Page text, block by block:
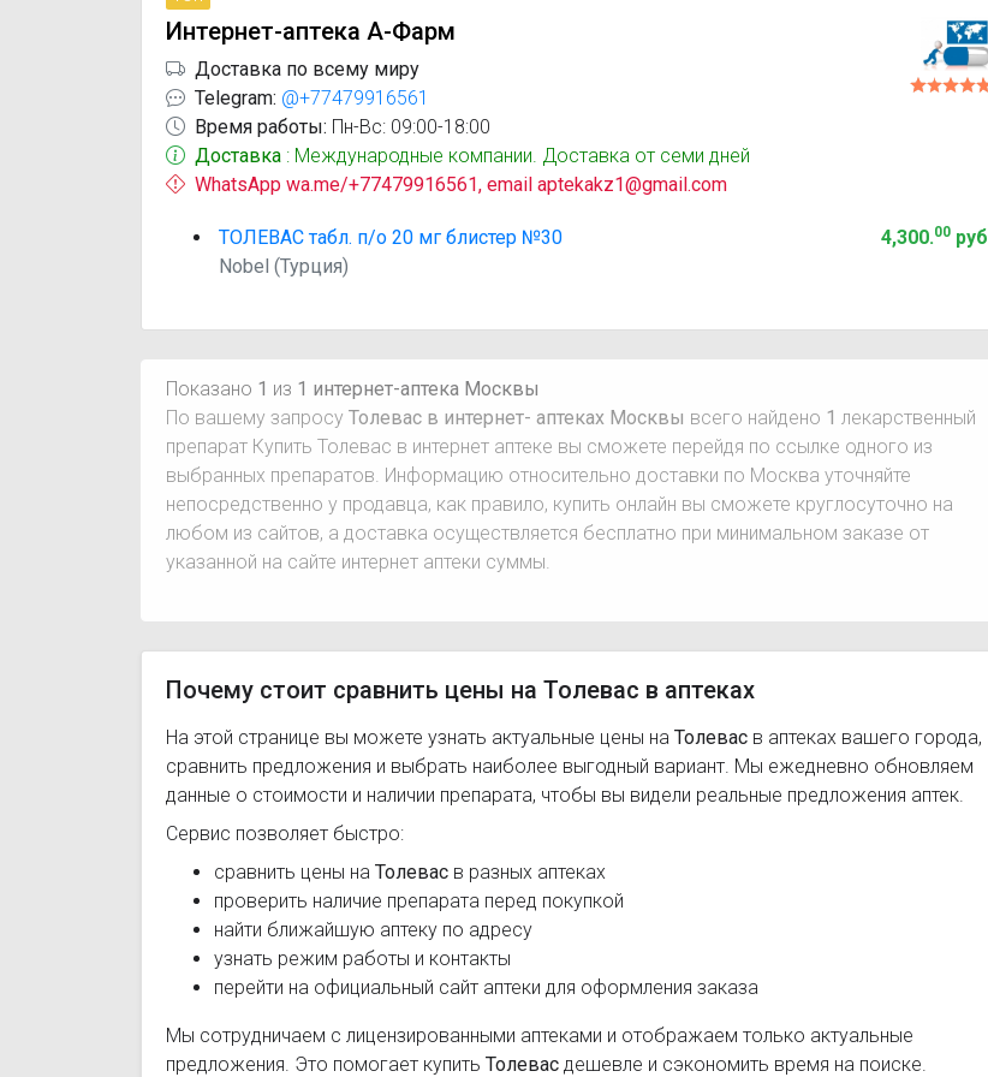
Интернет-аптека А-Фарм
Доставка по всему миру
Telegram: @+77479916561
Время работы: Пн-Вс: 09:00-18:00
Доставка : Международные компании. Доставка от семи дней
WhatsApp wa.me/+77479916561, email aptekakz1@gmail.com
ТОЛЕВАС табл. п/о 20 мг блистер №30
Nobel (Турция)
4,300.00руб
Показано 1 из 1 интернет-аптека Москвы
По вашему запросу Толевас в интернет- аптеках Москвы всего найдено 1 лекарственный
препарат Купить Толевас в интернет аптеке вы сможете перейдя по ссылке одного из
выбранных препаратов. Информацию относительно доставки по Москва уточняйте
непосредственно у продавца, как правило, купить онлайн вы сможете круглосуточно на
любом из сайтов, а доставка осуществляется бесплатно при минимальном заказе от
указанной на сайте интернет аптеки суммы.
Почему стоит сравнить цены на Толевас в аптеках
На этой странице вы можете узнать актуальные цены на Толевас в аптеках вашего города,
сравнить предложения и выбрать наиболее выгодный вариант. Мы ежедневно обновляем
данные о стоимости и наличии препарата, чтобы вы видели реальные предложения аптек.
Сервис позволяет быстро:
сравнить цены на Толевас в разных аптеках
проверить наличие препарата перед покупкой
найти ближайшую аптеку по адресу
узнать режим работы и контакты
перейти на официальный сайт аптеки для оформления заказа
Мы сотрудничаем с лицензированными аптеками и отображаем только актуальные
предложения. Это помогает купить Толевас дешевле и сэкономить время на поиске.